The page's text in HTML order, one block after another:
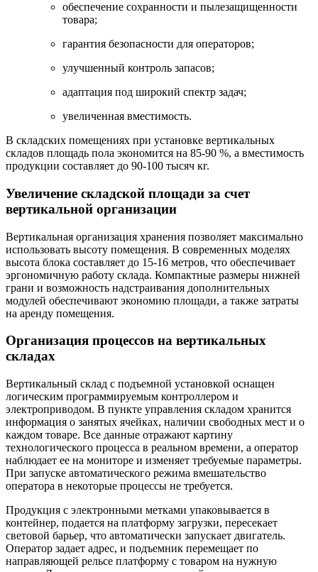
обеспечение сохранности и пылезащищенности
товара;
гарантия безопасности для операторов;
улучшенный контроль запасов;
адаптация под широкий спектр задач;
увеличенная вместимость.
В складских помещениях при установке вертикальных
складов площадь пола экономится на 85-90 %, а вместимость
продукции составляет до 90-100 тысяч кг.
Увеличение складской площади за счет
вертикальной организации
Вертикальная организация хранения позволяет максимально
использовать высоту помещения. В современных моделях
высота блока составляет до 15-16 метров, что обеспечивает
эргономичную работу склада. Компактные размеры нижней
грани и возможность надстраивания дополнительных
модулей обеспечивают экономию площади, а также затраты
на аренду помещения.
Организация процессов на вертикальных
складах
Вертикальный склад с подъемной установкой оснащен
логическим программируемым контроллером и
электроприводом. В пункте управления складом хранится
информация о занятых ячейках, наличии свободных мест и о
каждом товаре. Все данные отражают картину
технологического процесса в реальном времени, а оператор
наблюдает ее на мониторе и изменяет требуемые параметры.
При запуске автоматического режима вмешательство
оператора в некоторые процессы не требуется.
Продукция с электронными метками упаковывается в
контейнер, подается на платформу загрузки, пересекает
световой барьер, что автоматически запускает двигатель.
Оператор задает адрес, и подъемник перемещает по
направляющей рельсе платформу с товаром на нужную